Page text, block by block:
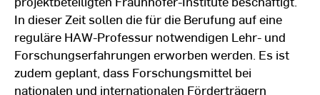
In dieser Zeit sollen die für die Berufung auf eine
reguläre HAW-Professur notwendigen Lehr- und
Forschungserfahrungen erworben werden. Es ist
zudem geplant, dass Forschungsmittel bei
nationalen und internationalen Förderträgern